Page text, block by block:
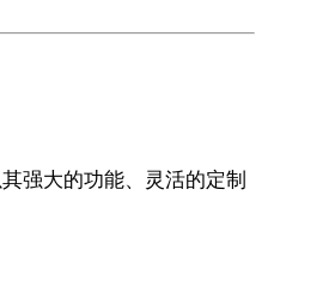
强大的功能、灵活的定制